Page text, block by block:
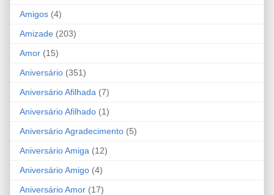
Amigos (4)
Amizade (203)
Amor (15)
Aniversário (351)
Aniversário Afilhada (7)
Aniversário Afilhado (1)
Aniversário Agradecimento (5)
Aniversário Amiga (12)
Aniversário Amigo (4)
Aniversário Amor (17)